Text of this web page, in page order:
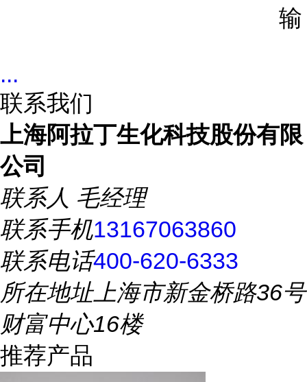
输
...
联系我们
上海阿拉丁生化科技股份有限
公司
联系人 毛经理
联系手机13167063860
联系电话400-620-6333
所在地址上海市新金桥路36号
财富中心16楼
推荐产品